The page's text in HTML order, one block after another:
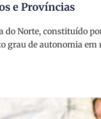
e Províncias
do Norte, constituído
grau de autonomia em